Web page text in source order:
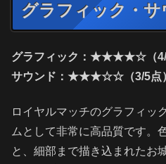
グラフィック・
グラフィック：★★★★☆（4/
サウンド：★★★☆☆（3/5点
ロイヤルマッチのグラフィッ
ムとして非常に高品質です。
と、細部まで描き込まれたお